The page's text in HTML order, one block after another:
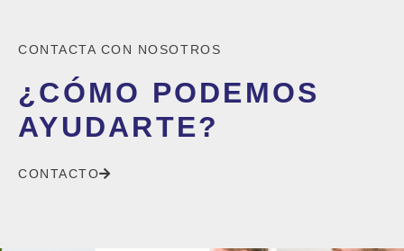
CONTACTA CON NOSOTROS
¿CÓMO PODEMOS
AYUDARTE?
CONTACTO